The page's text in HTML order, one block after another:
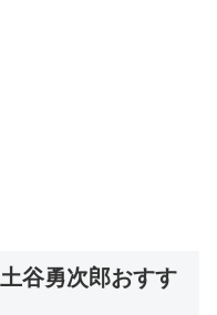
谷勇次郎おすす